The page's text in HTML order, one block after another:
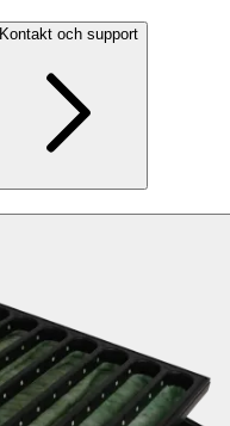
Kontakt och support